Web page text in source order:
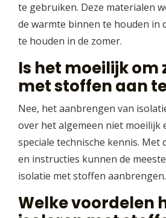
te gebruiken. Deze materialen
de warmte binnen te houden in
te houden in de zomer.
Is het moeilijk om
met stoffen aan
Nee, het aanbrengen van
over het algemeen niet moeilijk
speciale technische kennis. Met
en instructies kunnen de
isolatie met stoffen aanbrengen.
Welke voordelen